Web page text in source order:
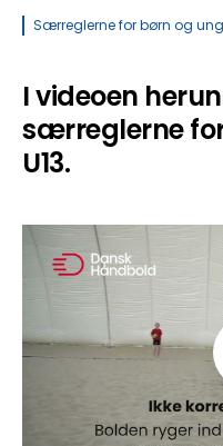
Særreglerne for børn og
I videoen
særreglerne for
U13.